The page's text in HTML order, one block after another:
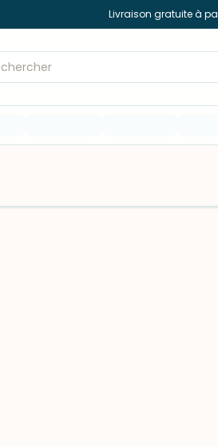
Livraison gratuite à